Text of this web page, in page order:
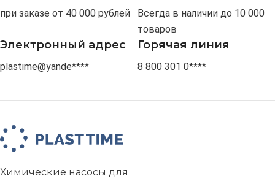
при заказе от 40 000 рублей
Всегда в наличии до 10 000
товаров
Электронный адрес
plastime@yande****
Горячая линия
8 800 301 0****
Химические насосы для